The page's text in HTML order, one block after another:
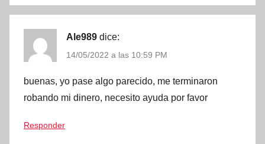
Ale989 dice:
14/05/2022 a las 10:59 PM
buenas, yo pase algo parecido, me terminaron
robando mi dinero, necesito ayuda por favor
Responder